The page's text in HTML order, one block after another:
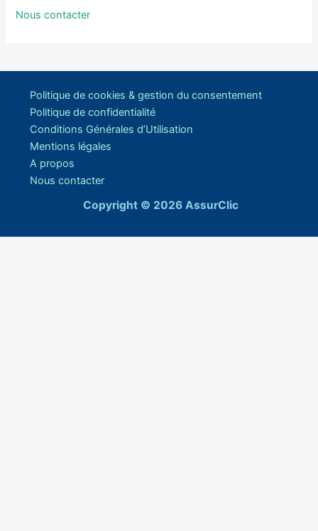
Nous contacter
Politique de cookies & gestion du consentement
Politique de confidentialité
Conditions Générales d’Utilisation
Mentions légales
A propos
Nous contacter
Copyright © 2026 AssurClic